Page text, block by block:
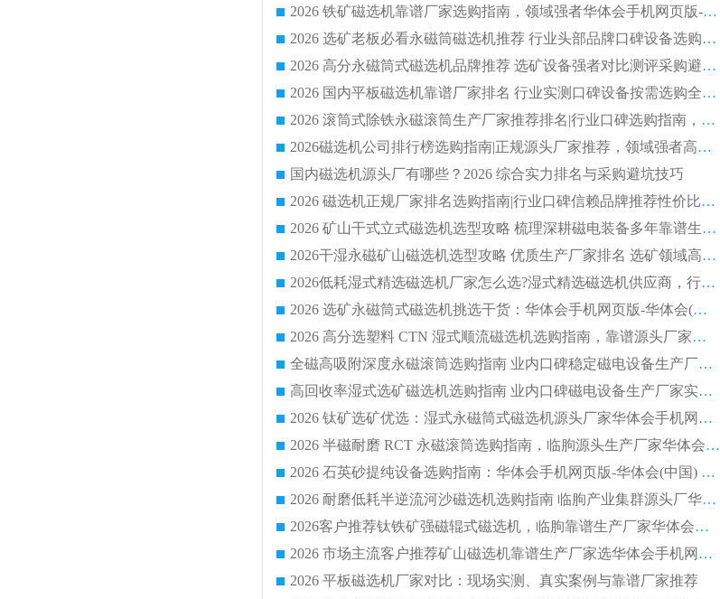
2026 铁矿磁选机靠谱厂家选购指南，领域强者华体会手机网页版-华体会(中国) 铁矿磁选机性价比高
2026 选矿老板必看永磁筒磁选机推荐 行业头部品牌口碑设备选购全攻略
2026 高分永磁筒式磁选机品牌推荐 选矿设备强者对比测评采购避坑全攻略
2026 国内平板磁选机靠谱厂家排名 行业实测口碑设备按需选购全指南
2026 滚筒式除铁永磁滚筒生产厂家推荐排名|行业口碑选购指南，领域强者源头厂商精选
2026磁选机公司排行榜选购指南|正规源头厂家推荐，领域强者高性价比靠谱信赖品牌
国内磁选机源头厂有哪些？2026 综合实力排名与采购避坑技巧
2026 磁选机正规厂家排名选购指南|行业口碑信赖品牌推荐性价比高靠谱磁电企业
2026 矿山干式立式磁选机选型攻略 梳理深耕磁电装备多年靠谱生产厂商
2026干湿永磁矿山磁选机选型攻略 优质生产厂家排名 选矿领域高口碑品牌推荐指南
2026低耗湿式精​选磁选机厂家怎么选?湿式精选磁选机供应商，行业认可度较高生产厂家华体会手机网页版-华体会(中国) 全面解析
2026 选矿永磁筒式磁选机挑选干货：华体会手机网页版-华体会(中国) 源头厂，绿色高效实力出众
2026 高分选塑料 CTN 湿式顺流磁选机选购指南，靠谱源头厂家华体会手机网页版-华体会(中国) 详解
全磁高吸附深度永磁滚筒选购指南 业内口碑稳定磁电设备生产厂家详细推荐
高回收率湿式选矿磁选机选购指南 业内口碑磁电设备生产厂家实力解析
2026 钛矿选矿优选：湿式永磁筒式磁选机源头厂家华体会手机网页版-华体会(中国) 综合解析
2026 半磁耐磨 RCT 永磁滚筒选购指南，临朐源头生产厂家华体会手机网页版-华体会(中国) 实测分享
2026 石英砂提纯设备选购指南：华体会手机网页版-华体会(中国) 提纯磁选机厂家综合解读
2026 耐磨低耗半逆流河沙磁选机选购指南 临朐产业集群源头厂华体会手机网页版-华体会(中国) 详细解析
2026客户推荐钛铁矿强磁辊式磁选机，临朐靠谱生产厂家华体会手机网页版-华体会(中国) 详解
2026 市场主流客户推荐矿山磁选机靠谱生产厂家选华体会手机网页版-华体会(中国)
2026 平板磁选机厂家对比：现场实测、真实案例与靠谱厂家推荐